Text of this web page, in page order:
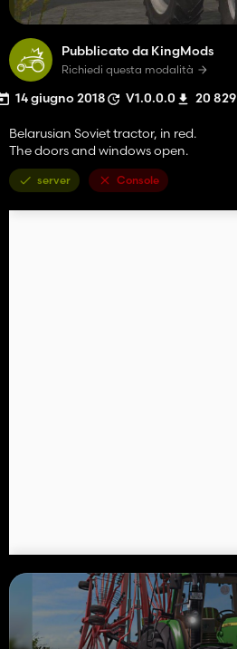
Pubblicato da KingMods
Richiedi questa modalità
14 giugno 2018 V1.0.0.0 20 829
Belarusian Soviet tractor, in red.
The doors and windows open.
server Console